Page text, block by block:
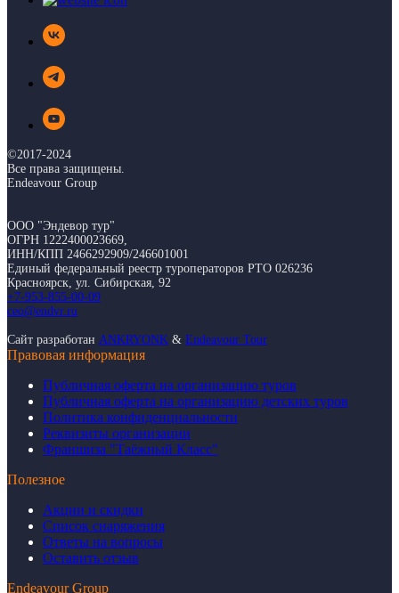
©2017-2024
Все права защищены.
Endeavour Group
ООО "Эндевор тур"
ОГРН 1222400023669,
ИНН/КПП 2466292909/246601001
Единый федеральный реестр туроператоров РТО 026236
Красноярск, ул. Сибирская, 92
+7-953-855-00-09
ceo@endvr.ru
Сайт разработан ANKRYONK & Endeavour Tour
Правовая информация
Публичная оферта на организацию туров
Публичная оферта на организацию детских туров
Политика конфиденциальности
Реквизиты организации
Франшиза "Таёжный Класс"
Полезное
Акции и скидки
Список снаряжения
Ответы на вопросы
Оставить отзыв
Endeavour Group